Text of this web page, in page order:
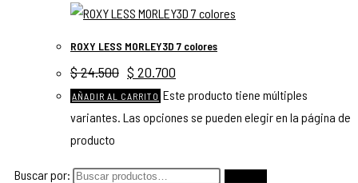
ROXY LESS MORLEY3D 7 colores
$24.500 $ 20.700
AÑADIR AL CARRITO Este producto tiene múltiples
variantes. Las opciones se pueden elegir en la página de
producto
Buscar por: